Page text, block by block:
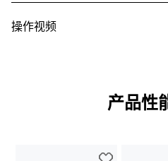
操作视频
产品性